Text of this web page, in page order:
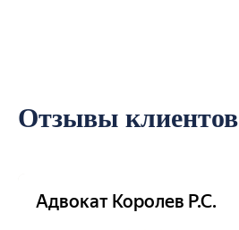
Отзывы клиентов